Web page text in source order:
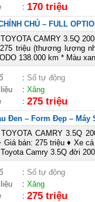
: 170 triệu
CHỦ – FULL
CAMRY 3.5Q
triệu (thương lượng
138.000 km * Màu
: Số tự động
: Xăng
: 275 triệu
Đen – Form Đẹp – Máy
TOYOTA CAMRY 3.5Q
Giá bán: 275 triệu ♦ Xe
Camry 3.5Q đời
: Số tự động
: Xăng
: 275 triệu